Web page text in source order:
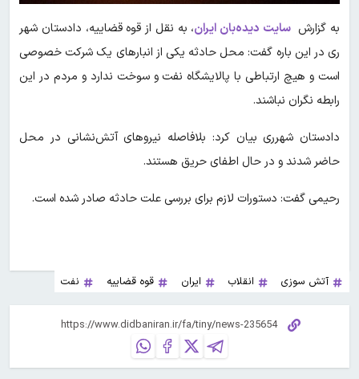
به گزارشسایت دیده‌بان ایران، به نقل از قوه قضاییه، دادستان شهر
ری در این باره گفت: محل حادثه یکی از انبارهای یک شرکت خصوصی
است و هیچ ارتباطی با پالایشگاه نفت و سوخت ندارد و مردم در این
رابطه نگران نباشند.
دادستان شهرری بیان کرد: بلافاصله نیروهای آتش‌نشانی در محل
حاضر شدند و در حال اطفای حریق هستند.
رحیمی گفت: دستورات لازم برای بررسی علت حادثه صادر شده است.
آتش سوزی انقلاب ایران قوه قضاییه نفت